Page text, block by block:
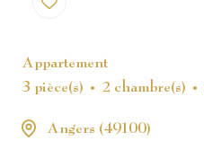
Appartement
3 pièce(s)
2 chambre(s)
Angers (49100)